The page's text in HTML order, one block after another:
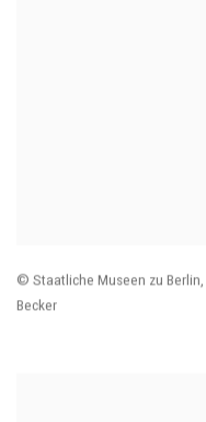
© Staatliche Museen zu Berlin,
Becker